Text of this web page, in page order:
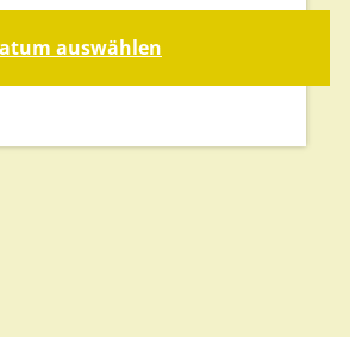
auswählen